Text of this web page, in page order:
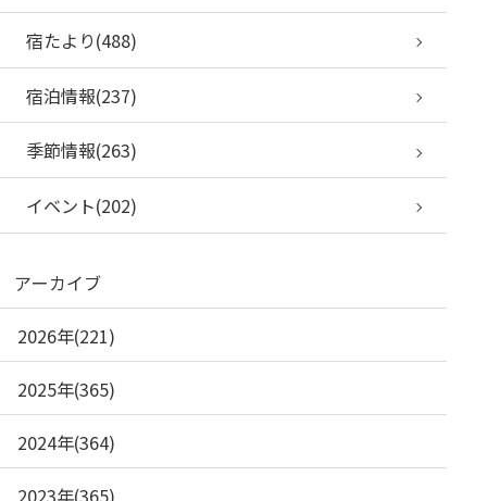
宿たより(488)
宿泊情報(237)
季節情報(263)
イベント(202)
アーカイブ
2026年(221)
2025年(365)
2024年(364)